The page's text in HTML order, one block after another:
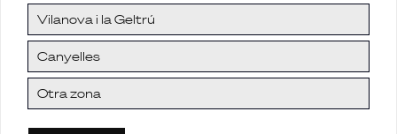
Vilanova i la Geltrú
Canyelles
Otra zona